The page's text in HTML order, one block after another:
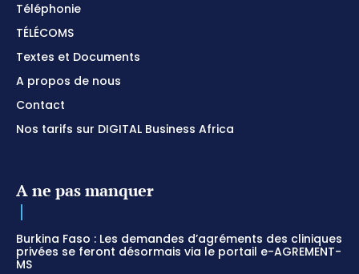
Téléphonie
TÉLÉCOMS
Textes et Documents
A propos de nous
Contact
Nos tarifs sur DIGITAL Business Africa
A ne pas manquer
Burkina Faso : Les demandes d’agréments des cliniques
privées se feront désormais via le portail e-AGREMENT-
MS